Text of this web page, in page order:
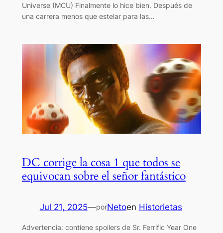
Universe (MCU) Finalmente lo hice bien. Después de
una carrera menos que estelar para las…
DC corrige la cosa 1 que todos se
equivocan sobre el señor fantástico
Jul 21, 2025—porNetoen Historietas
Advertencia: contiene spoilers de Sr. Ferrific Year One